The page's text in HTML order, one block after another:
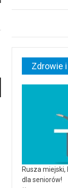
Zdrowie
Rusza
dla seniorów!